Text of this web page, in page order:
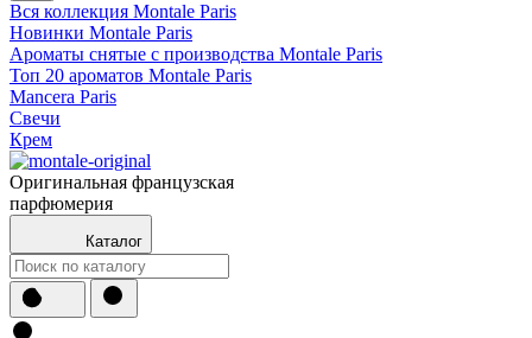
Вся коллекция Montale Paris
Новинки Montale Paris
Ароматы cнятые с производства Montale Paris
Топ 20 ароматов Montale Paris
Mancera Paris
Свечи
Крем
Оригинальная французская
парфюмерия
Каталог